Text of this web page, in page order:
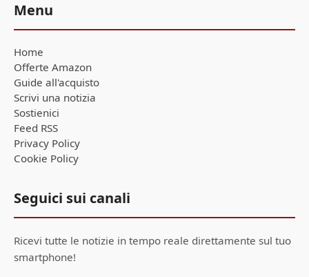
Menu
Home
Offerte Amazon
Guide all'acquisto
Scrivi una notizia
Sostienici
Feed RSS
Privacy Policy
Cookie Policy
Seguici sui canali
Ricevi tutte le notizie in tempo reale direttamente sul tuo
smartphone!